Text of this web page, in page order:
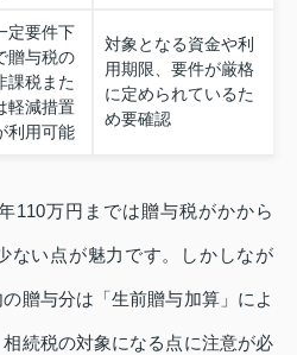
定要件下
贈与税の
課税また
軽減措置
利用可能
対象となる資金や利
用期限、要件が厳格
に定められているた
め要確認
110万円までは贈与税がかから
ない点が魅力です。しかしなが
贈与分は「生前贈与加算」によ
続税の対象になる点に注意が必